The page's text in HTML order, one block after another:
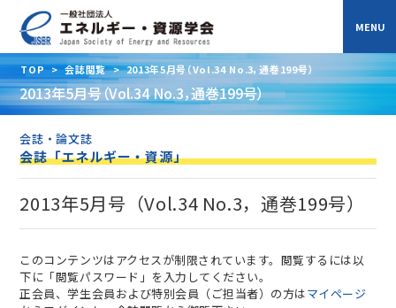
TOP > 会誌閲覧 > 2013年5月号（Vol.34 No.3，通巻199号）
2013年5月号（Vol.34 No.3，通巻199号）
会誌・論文誌
会誌「エネルギー・資源」
2013年5月号（Vol.34 No.3，通巻199号）
このコンテンツはアクセスが制限されています。閲覧するには以
下に「閲覧パスワード」を入力してください。
正会員、学生会員および特別会員（ご担当者）の方はマイページ